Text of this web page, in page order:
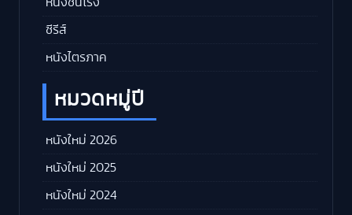
หนังชนโรง
ซีรีส์
หนังไตรภาค
หมวดหมู่ปี
หนังใหม่ 2026
หนังใหม่ 2025
หนังใหม่ 2024